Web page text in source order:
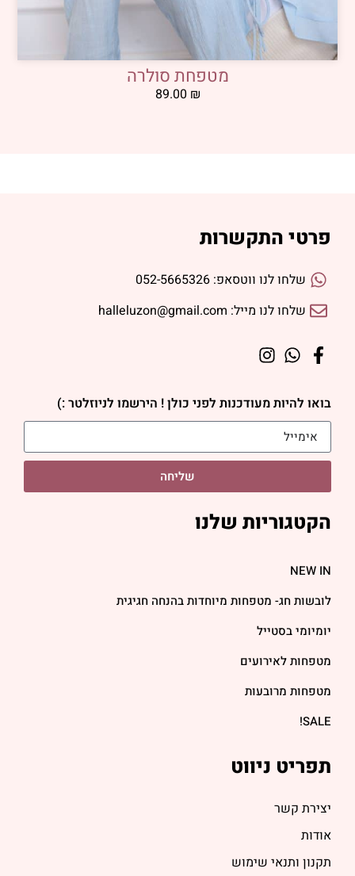
מטפחת סולרה
89.00 ₪
פרטי התקשרות
שלחו לנו ווטסאפ: 052-5665326
שלחו לנו מייל: halleluzon@gmail.com
בואו להיות מעודכנות לפני כולן ! הירשמו לניוזלטר :)
שליחה
הקטגוריות שלנו
NEW IN
לובשות חג- מטפחות מיוחדות בהנחה חגיגית
יומיומי בסטייל
מטפחות לאירועים
מטפחות מרובעות
SALE!
תפריט ניווט
יצירת קשר
אודות
תקנון ותנאי שימוש